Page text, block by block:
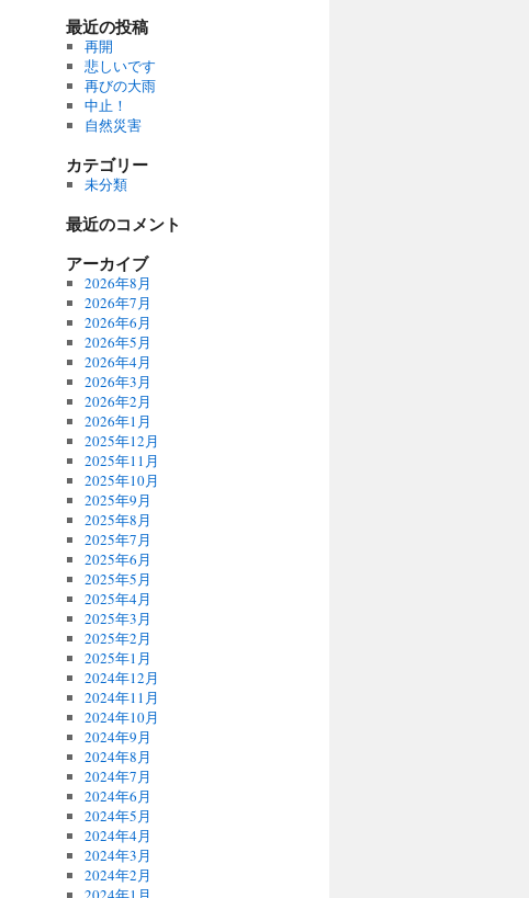
最近の投稿
再開
悲しいです
再びの大雨
中止！
自然災害
カテゴリー
未分類
最近のコメント
アーカイブ
2026年8月
2026年7月
2026年6月
2026年5月
2026年4月
2026年3月
2026年2月
2026年1月
2025年12月
2025年11月
2025年10月
2025年9月
2025年8月
2025年7月
2025年6月
2025年5月
2025年4月
2025年3月
2025年2月
2025年1月
2024年12月
2024年11月
2024年10月
2024年9月
2024年8月
2024年7月
2024年6月
2024年5月
2024年4月
2024年3月
2024年2月